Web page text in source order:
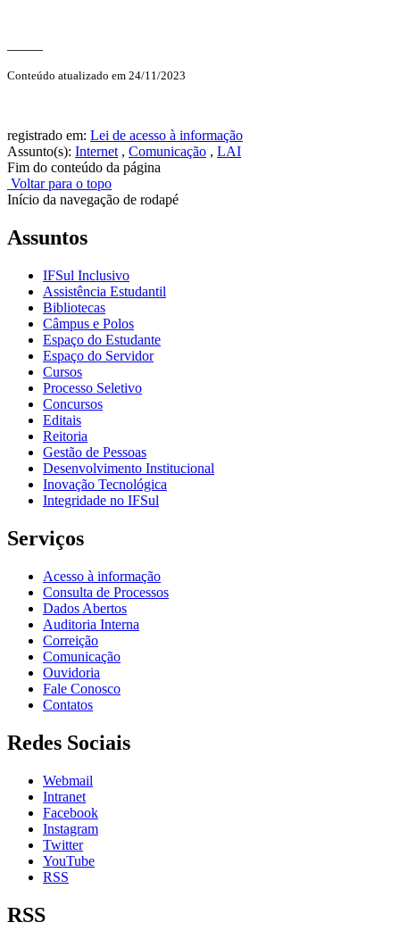
Conteúdo atualizado em 24/11/2023
registrado em: Lei de acesso à informação
Assunto(s): Internet , Comunicação , LAI
Fim do conteúdo da página
Voltar para o topo
Início da navegação de rodapé
Assuntos
IFSul Inclusivo
Assistência Estudantil
Bibliotecas
Câmpus e Polos
Espaço do Estudante
Espaço do Servidor
Cursos
Processo Seletivo
Concursos
Editais
Reitoria
Gestão de Pessoas
Desenvolvimento Institucional
Inovação Tecnológica
Integridade no IFSul
Serviços
Acesso à informação
Consulta de Processos
Dados Abertos
Auditoria Interna
Correição
Comunicação
Ouvidoria
Fale Conosco
Contatos
Redes Sociais
Webmail
Intranet
Facebook
Instagram
Twitter
YouTube
RSS
RSS